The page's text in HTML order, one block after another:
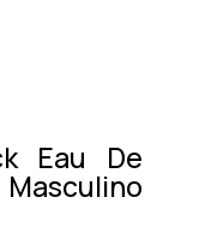
Eau De